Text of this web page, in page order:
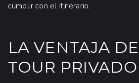
cumplir con el itinerario.
LA VENTAJA
TOUR PRIVADO